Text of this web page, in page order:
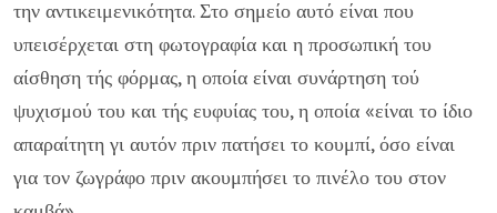
την αντικειμε­νικότητα. Στο σημείο αυτό είναι που
υπεισέρχεται στη φωτογραφία και η προ­σωπική του
αίσθηση τής φόρμας, η οποία είναι συνάρτηση τού
ψυχισμού του και τής ευφυίας του, η οποία «είναι το ίδιο
απαραίτητη γι αυτόν πριν πατήσει το κου­μπί, όσο είναι
για τον ζωγράφο πριν ακουμπήσει το πινέλο του στον